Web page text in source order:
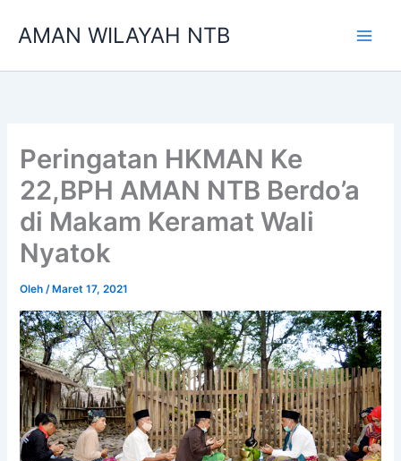
AMAN WILAYAH NTB
Peringatan HKMAN Ke
22,BPH AMAN NTB Berdo’a
di Makam Keramat Wali
Nyatok
Oleh/ Maret 17, 2021